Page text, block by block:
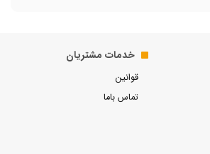
خدمات مشتریان
قوانین
تماس باما